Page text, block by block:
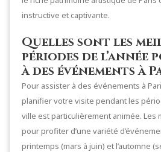
instructive et captivante.
Quelles sont les
périodes de l’année
à des événements à
Pour assister à des événements à
planifier votre visite pendant les
ville est particulièrement animée. Les
pour profiter d’une variété
printemps (mars à juin) et l’automne